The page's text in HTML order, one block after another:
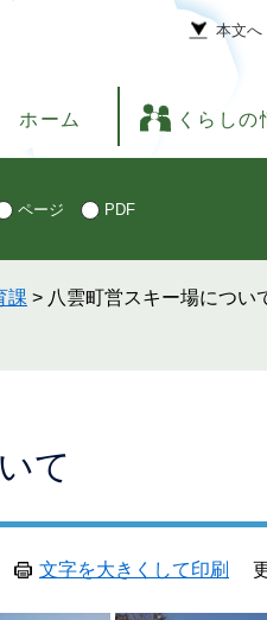
本文へ
ホーム くらしの
ページ PDF
課 > 八雲町営スキー場につい
て
文字を大きくして印刷